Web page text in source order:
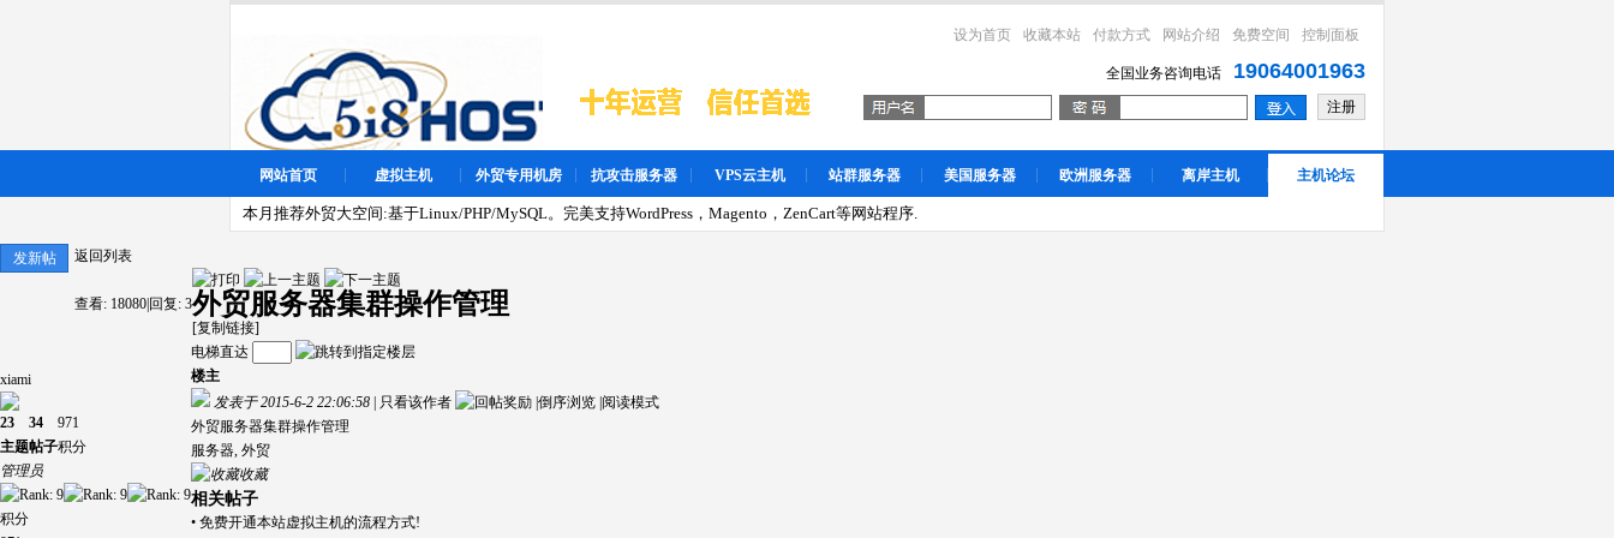
设为首页 收藏本站 付款方式 网站介绍 免费空间 控制面板
全国业务咨询电话 19064001963
注册
网站首页 虚拟主机 外贸专用机房 抗攻击服务器 VPS云主机 站群服务器 美国服务器 欧洲服务器 离岸主机 主机论坛
本月推荐外贸大空间:基于Linux/PHP/MySQL。完美支持WordPress，Magento，ZenCart等网站程序.
返回列表
发新帖
查看: 18080 回复: 3外贸服务器集群操作管理
[复制链接]
xiami
23
主题
34
帖子
971
积分
管理员
积分
电梯直达
楼主
发表于 2015-6-2 22:06:58
只看该作者 倒序浏览 阅读模式
外贸服务器集群操作管理
服务器, 外贸
收藏
相关帖子
• 免费开通本站虚拟主机的流程方式!